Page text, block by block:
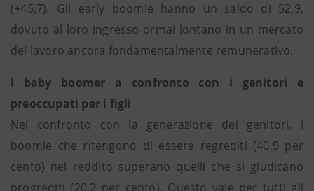
(+45,7). Gli early boomie hanno un saldo di 52,9,
dovuto al loro ingresso ormai lontano in un mercato
del lavoro ancora fondamentalmente remunerativo.
I baby boomer a confronto con i genitori e
preoccupati per i figli
Nel confronto con la generazione dei genitori, i
boomie che ritengono di essere regrediti (40,9 per
cento) nel reddito superano quelli che si giudicano
progrediti (20,2 per cento). Questo vale per tutti gli